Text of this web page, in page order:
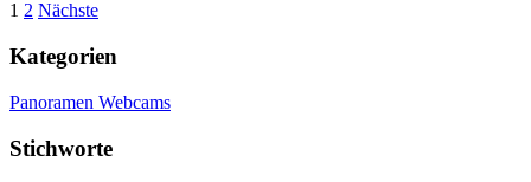
1 2 Nächste
Kategorien
Panoramen Webcams
Stichworte